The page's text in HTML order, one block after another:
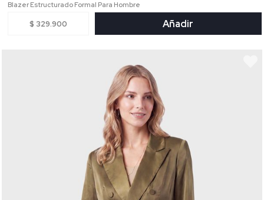
Blazer Estructurado Formal Para Hombre
$ 329.900 Añadir